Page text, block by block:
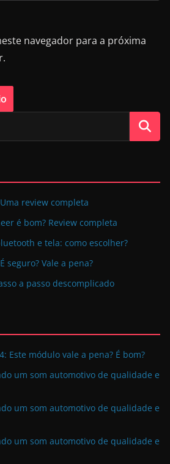
navegador para a próxima
review completa
é bom? Review completa
e tela: como escolher?
seguro? Vale a pena?
a passo descomplicado
Este módulo vale a pena? É bom?
um som automotivo de qualidade e
um som automotivo de qualidade e
um som automotivo de qualidade e